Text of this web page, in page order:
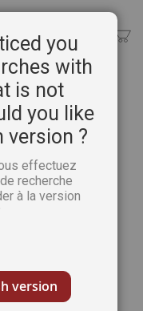
you
with
is not
you like
version ?
effectuez
recherche
à la version
version